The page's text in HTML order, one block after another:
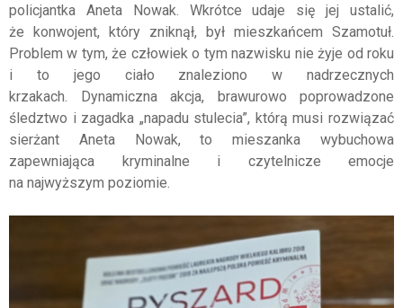
policjantka Aneta Nowak. Wkrótce udaje się jej ustalić,
że konwojent, który zniknął, był mieszkańcem Szamotuł.
Problem w tym, że człowiek o tym nazwisku nie żyje od roku
i to jego ciało znaleziono w nadrzecznych
krzakach. Dynamiczna akcja, brawurowo poprowadzone
śledztwo i zagadka „napadu stulecia”, którą musi rozwiązać
sierżant Aneta Nowak, to mieszanka wybuchowa
zapewniająca kryminalne i czytelnicze emocje
na najwyższym poziomie.